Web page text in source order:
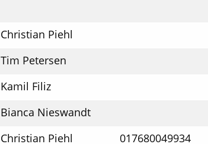
Christian Piehl
Tim Petersen
Kamil Filiz
Bianca Nieswandt
Christian Piehl 017680049934